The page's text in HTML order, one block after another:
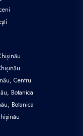
Centru
Botanica
Botanica